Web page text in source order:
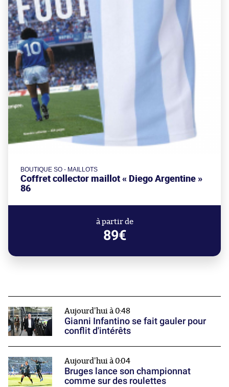
BOUTIQUE SO - MAILLOTS
Coffret collector maillot « Diego Argentine »
86
à partir de
89€
Aujourd'hui à 0:48
Gianni Infantino se fait gauler pour
conflit d'intérêts
Aujourd'hui à 0:04
Bruges lance son championnat
comme sur des roulettes